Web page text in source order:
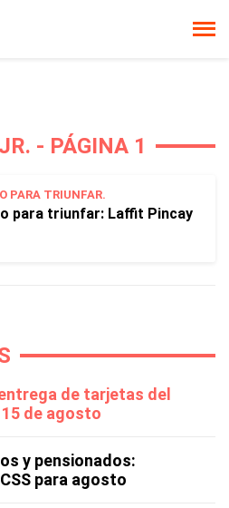
- PÁGINA 1
PARA TRIUNFAR.
para triunfar: Laffit Pincay
de tarjetas del
15 de agosto
y pensionados:
para agosto